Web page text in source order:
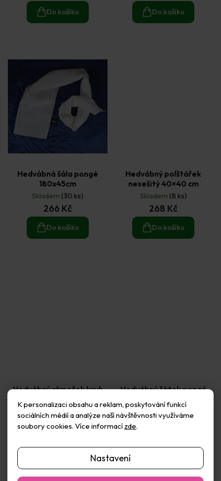
K personalizaci obsahu a reklam, poskytování funkcí
sociálních médií a analýze naší návštěvnosti využíváme
soubory cookies. Více informacízde.
Nastavení
Do košíku Do košíku
Hedvábná šála pongé
180x45cm
Skladem (30 ks)
266 Kč
Do košíku
Hedvábný polštářek
nesešitý 40×40 cm
Skladem (8 ks)
268 Kč
Do košíku
Hedvábný rámeček kruh
Skladem (26 ks)
154 Kč
Hedvábný šátek pongé
Skladem (30 ks)